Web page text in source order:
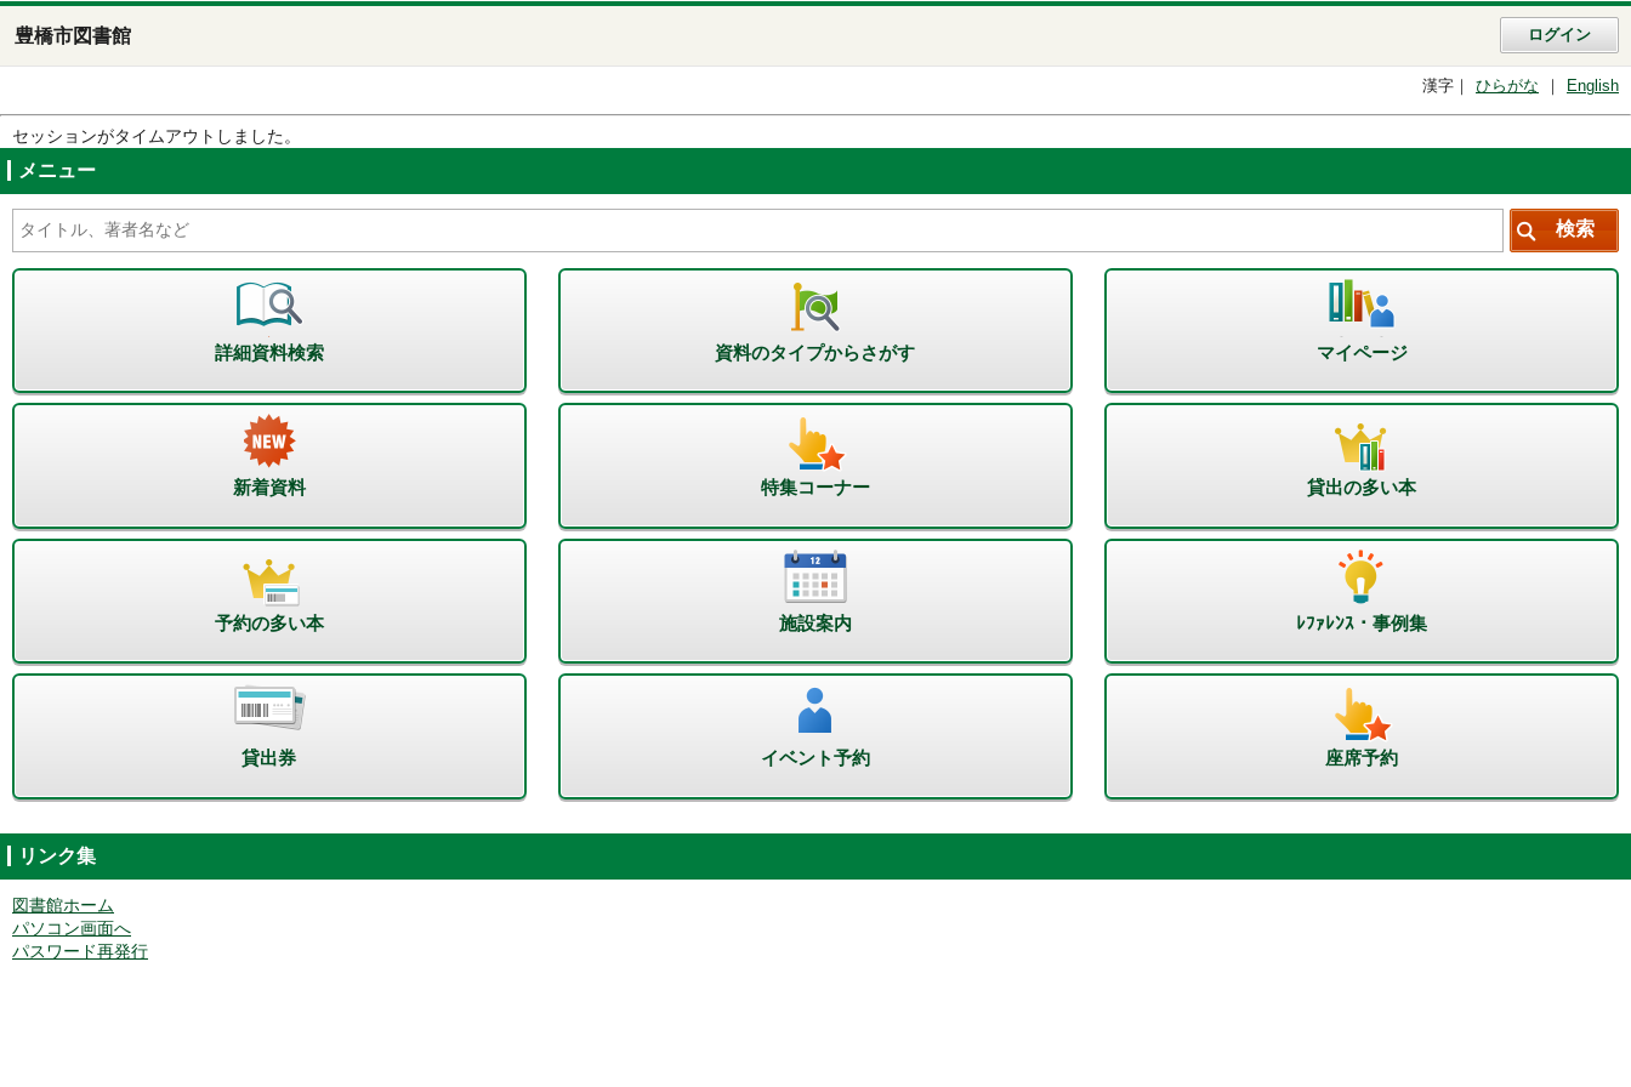
豊橋市図書館 ログイン
漢字 ひらがな English
セッションがタイムアウトしました。
メニュー
詳細資料検索 資料のタイプからさがす マイページ
新着資料 特集コーナー 貸出の多い本
予約の多い本 施設案内 ﾚﾌｧﾚﾝｽ・事例集
貸出券 イベント予約 座席予約
リンク集
図書館ホーム
パソコン画面へ
パスワード再発行